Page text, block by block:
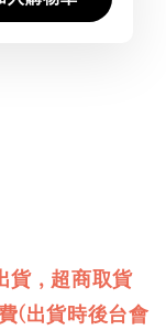
貨，超商取貨
(出貨時後台會